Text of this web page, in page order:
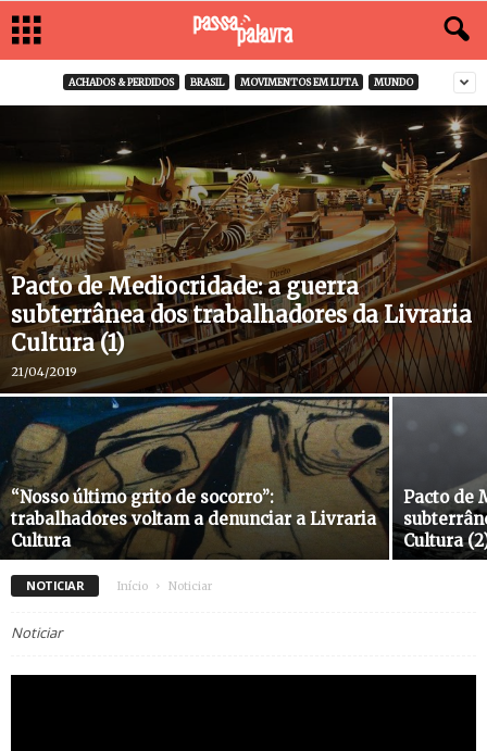
ACHADOS & PERDIDOS BRASIL MOVIMENTOS EM LUTA MUNDO
Pacto de Mediocridade: a guerra
subterrânea dos trabalhadores da Livraria
Cultura (1)
21/04/2019
“Nosso último grito de socorro”:
trabalhadores voltam a denunciar a Livraria
Cultura
Pacto de
Cultura
NOTICIAR Início Noticiar
Noticiar